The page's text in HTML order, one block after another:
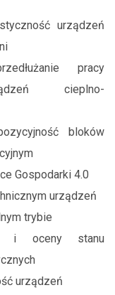
urządzeń
pracy
cieplno-
bloków
Gospodarki 4.0
urządzeń
trybie
i oceny stanu
urządzeń